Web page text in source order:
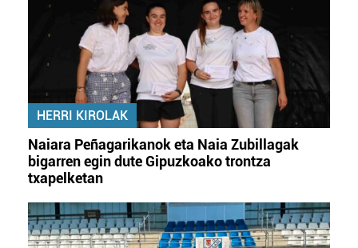
HERRI KIROLAK
Naiara Peñagarikanok eta Naia Zubillagak
bigarren egin dute Gipuzkoako trontza
txapelketan